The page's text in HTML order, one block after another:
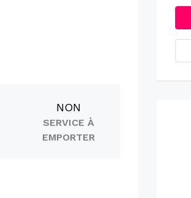
NON
SERVICE À
EMPORTER